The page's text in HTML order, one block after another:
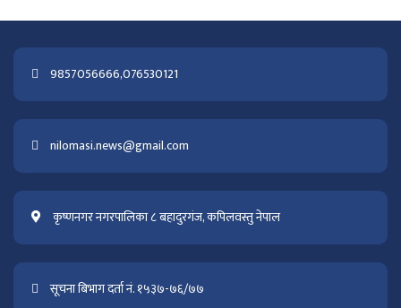
9857056666,076530121
nilomasi.news@gmail.com
कृष्णनगर नगरपालिका ८ बहादुरगंज, कपिलवस्तु नेपाल
सूचना बिभाग दर्ता नं. १५३७-७६/७७